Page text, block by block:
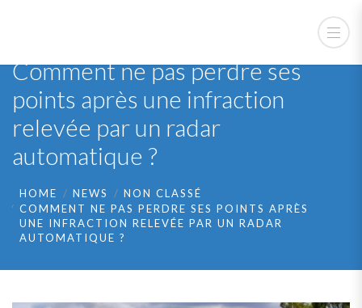
Comment ne pas perdre ses
points après une infraction
relevée par un radar
automatique ?
HOME NEWS
NON CLASSÉ
COMMENT NE PAS PERDRE SES POINTS APRÈS
UNE INFRACTION RELEVÉE PAR UN RADAR
AUTOMATIQUE ?